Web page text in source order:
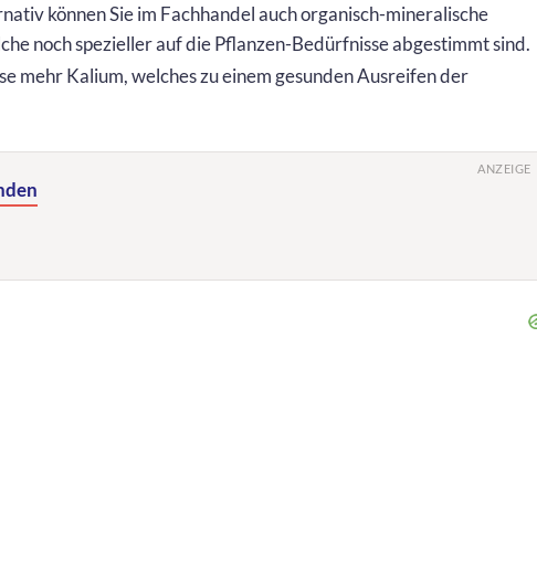
können Sie im Fachhandel auch organisch-mineralische
noch spezieller auf die Pflanzen-Bedürfnisse abgestimmt sind.
mehr Kalium, welches zu einem gesunden Ausreifen der
ANZEIGE